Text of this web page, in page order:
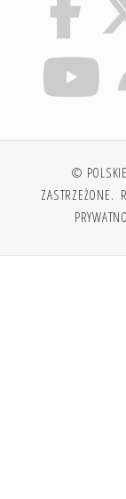
©
ZASTRZEŻONE.